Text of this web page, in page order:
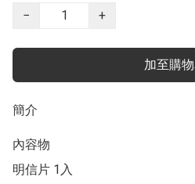
−
+
加至購
簡介
內容物
明信片 1入